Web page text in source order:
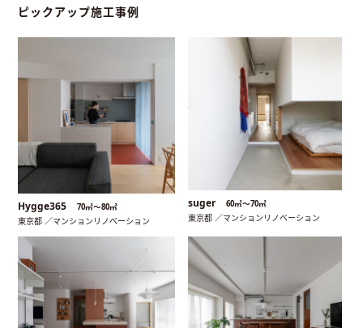
ピックアップ施工事例
Hygge365 70㎡〜80㎡
東京都 ／マンションリノベーション
suger 60㎡〜70㎡
東京都 ／マンションリノベーション